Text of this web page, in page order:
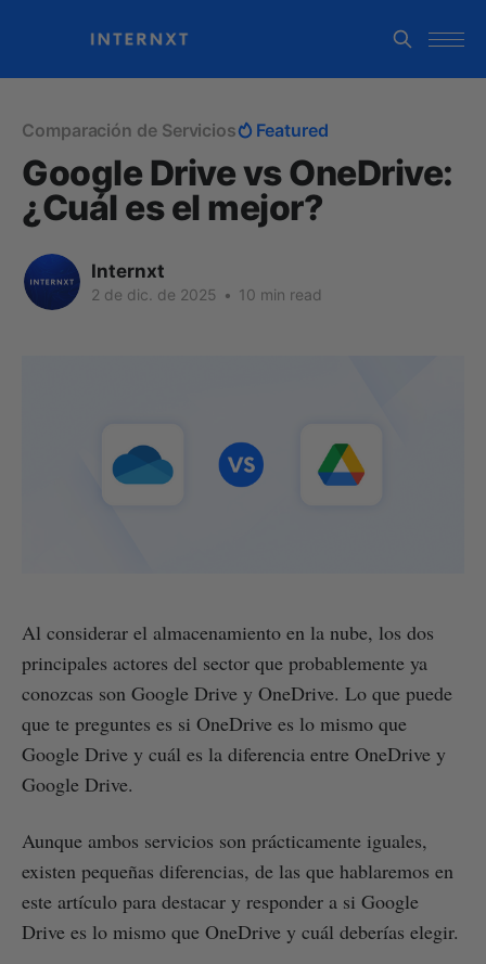
Comparación de Servicios Featured
Google Drive vs OneDrive:
¿Cuál es el mejor?
Internxt
2 de dic. de 2025 • 10 min read
Al considerar el almacenamiento en la nube, los dos
principales actores del sector que probablemente ya
conozcas son Google Drive y OneDrive. Lo que puede
que te preguntes es si OneDrive es lo mismo que
Google Drive y cuál es la diferencia entre OneDrive y
Google Drive.
Aunque ambos servicios son prácticamente iguales,
existen pequeñas diferencias, de las que hablaremos en
este artículo para destacar y responder a si Google
Drive es lo mismo que OneDrive y cuál deberías elegir.